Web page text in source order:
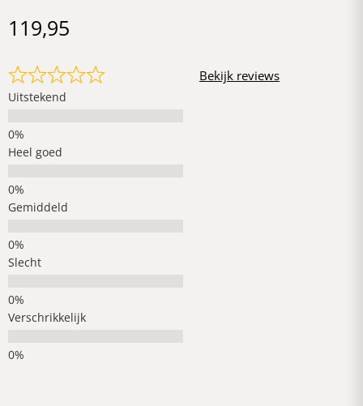
119,95
Uitstekend
Heel goed
Gemiddeld
Slecht
Verschrikkelijk
Bekijk reviews